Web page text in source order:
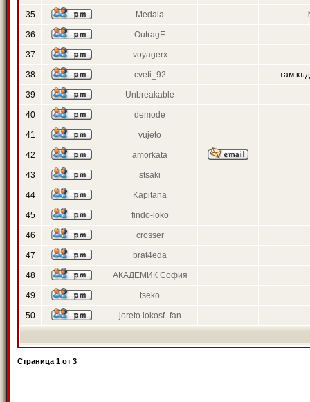
35 Medala
36 OutragE
37 voyagerx
38 cveti_92 там
39 Unbreakable
40 demode
41 vujeto
42 amorkata
43 stsaki
44 Kapitana
45 findo-loko
46 crosser
47 brat4eda
48 АКАДЕМИК София
49 tseko
50 joreto.lokosf_fan
Страница 1 от 3